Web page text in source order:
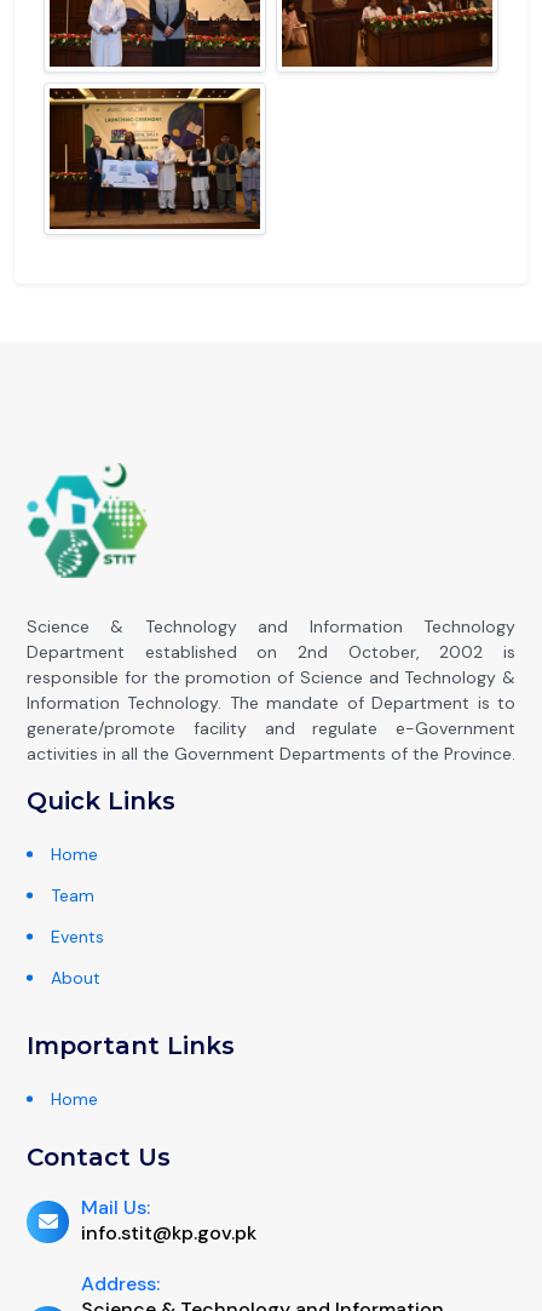
Science & Technology and Information Technology
Department established on 2nd October, 2002 is
responsible for the promotion of Science and Technology &
Information Technology. The mandate of Department is to
generate/promote facility and regulate e-Government
activities in all the Government Departments of the Province.
Quick Links
Home
Team
Events
About
Important Links
Home
Contact Us
Mail Us:
info.stit@kp.gov.pk
Address: